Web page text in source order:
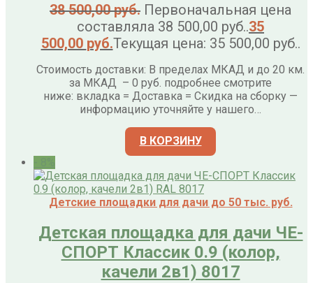
38 500,00руб. Первоначальная цена
составляла 38 500,00 руб..35
500,00 руб.Текущая цена: 35 500,00 руб..
Стоимость доставки: В пределах МКАД и до 20 км.
за МКАД – 0 руб. подробнее смотрите
ниже: вкладка = Доставка = Скидка на сборку —
информацию уточняйте у нашего…
В КОРЗИНУ
Детские площадки для дачи до 50 тыс. руб.
Детская площадка для дачи ЧЕ-
СПОРТ Классик 0.9 (колор,
качели 2в1) 8017